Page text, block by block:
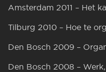
Amsterdam 2011 – Het
Tilburg 2010 – Hoe te
Den Bosch 2009 –
Den Bosch 2008 –